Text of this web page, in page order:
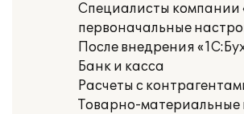
Специалисты компании
первоначальные
После внедрения
Банк и касса
Расчеты с
Товарно-материальные